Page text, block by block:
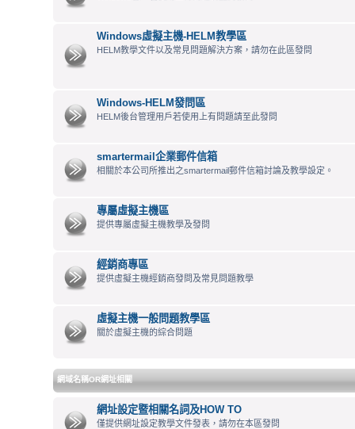
Windows虛擬主機-HELM教學區
HELM教學文件以及常見問題解決方案，請勿在此區發問
Windows-HELM發問區
HELM後台管理用戶若使用上有問題請至此發問
smartermail企業郵件信箱
相關於本公司所推出之smartermail郵件信箱討論及教學設定。
專屬虛擬主機區
提供專屬虛擬主機教學及發問
經銷商專區
提供虛擬主機經銷商發問及常見問題教學
虛擬主機一般問題教學區
關於虛擬主機的綜合問題
網域名稱OR網址相關
網址設定暨相關名詞及HOW TO
僅提供網址設定教學文件發表，請勿在本區發問